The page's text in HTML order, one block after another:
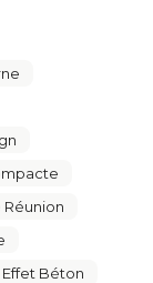
Réunion
Effet Béton